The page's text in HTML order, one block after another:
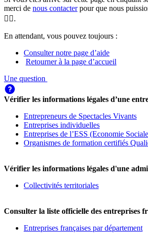
merci de nous contacterpour que nous
🕵️‍♀️.
En attendant, vous pouvez toujours :
Consulter notre page d’aide
Retourner à la page d’accueil
Une question
Vérifier les informations légales d’une
Entrepreneurs de Spectacles Vivants
Entreprises individuelles
Entreprises de l’ESS (Economie
Organismes de formation certifiés
Vérifier les informations légales d'une
Collectivités territoriales
Consulter la liste officielle des entreprises
Entreprises françaises par département